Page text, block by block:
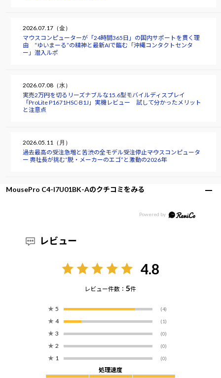
2026.07.17（金）
マウスコンピューターが「24時間365日」の国内サポートを貫く理
由 “ゆいまーる”の精神と最新AIで臨む「沖縄コンタクトセンタ
ー」潜入ルポ
2026.07.08（水）
実売2万円を切るリーズナブルな15.6型モバイルディスプレイ
「ProLite P1671HSC-B1J」実機レビュー 試して分かったメリット
と注意点
2026.05.11（月）
過去最高の受注急増と苦渋の全モデル受注停止――マウスコンピュータ
ー 軣社長が挑む“脱・メーカーのエゴ”と激動の2026年
MousePro C4-I7U01BK-Aのクチコミをみる
レビュー
4.8
レビュー件数：5件
★ 5 (4)
★ 4 (1)
★ 3 (0)
★ 2 (0)
★ 1 (0)
処理速度